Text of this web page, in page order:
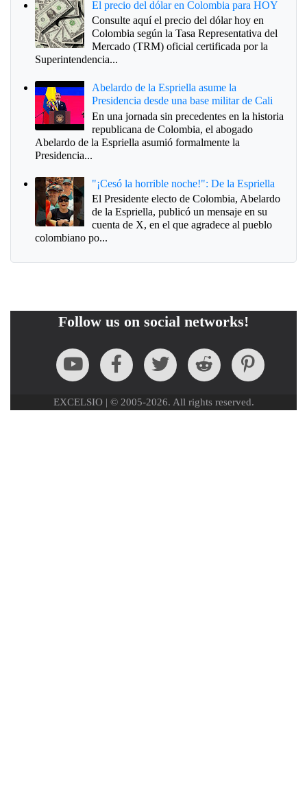
El precio del dólar en Colombia para HOY
Consulte aquí el precio del dólar hoy en
Colombia según la Tasa Representativa del
Mercado (TRM) oficial certificada por la
Superintendencia...
Abelardo de la Espriella asume la
Presidencia desde una base militar de Cali
En una jornada sin precedentes en la historia
republicana de Colombia, el abogado
Abelardo de la Espriella asumió formalmente la
Presidencia...
"¡Cesó la horrible noche!": De la Espriella
El Presidente electo de Colombia, Abelardo
de la Espriella, publicó un mensaje en su
cuenta de X, en el que agradece al pueblo
colombiano po...
Follow us on social networks!
EXCELSIO | © 2005-2026. All rights reserved.